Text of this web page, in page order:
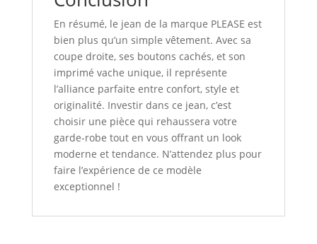
En résumé, le jean de la marque PLEASE est
bien plus qu’un simple vêtement. Avec sa
coupe droite, ses boutons cachés, et son
imprimé vache unique, il représente
l’alliance parfaite entre confort, style et
originalité. Investir dans ce jean, c’est
choisir une pièce qui rehaussera votre
garde-robe tout en vous offrant un look
moderne et tendance. N’attendez plus pour
faire l’expérience de ce modèle
exceptionnel !